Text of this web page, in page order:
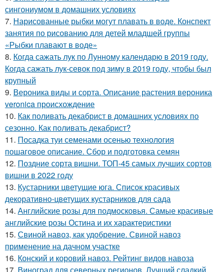
сингониумом в домашних условиях
7. Нарисованные рыбки могут плавать в воде. Конспект
занятия по рисованию для детей младшей группы
«Рыбки плавают в воде»
8. Когда сажать лук по Лунному календарю в 2019 году.
Когда сажать лук-севок под зиму в 2019 году, чтобы был
крупный
9. Вероника виды и сорта. Описание растения вероника
veronica происхождение
10. Как поливать декабрист в домашних условиях по
сезонно. Как поливать декабрист?
11. Посадка туи семенами осенью технология
пошаговое описание. Сбор и подготовка семян
12. Поздние сорта вишни. ТОП-45 самых лучших сортов
вишни в 2022 году
13. Кустарники цветущие юга. Список красивых
декоративно-цветущих кустарников для сада
14. Английские розы для подмосковья. Самые красивые
английские розы Остина и их характеристики
15. Свиной навоз, как удобрение. Свиной навоз
применение на дачном участке
16. Конский и коровий навоз. Рейтинг видов навоза